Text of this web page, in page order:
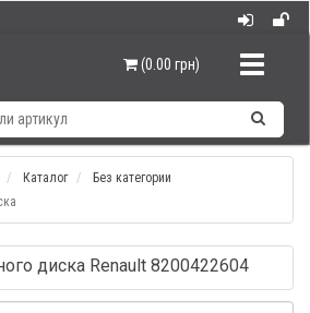
(0.00 грн)
Каталог
Без категории
диска Renault 8200422604